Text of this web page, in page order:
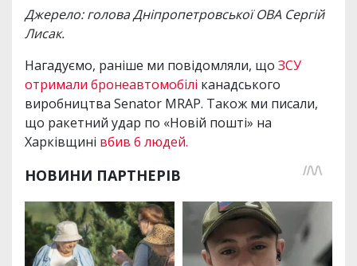
Джерело: голова Дніпропетровської ОВА Сергій
Лисак.
Нагадуємо, раніше ми повідомляли, що ЗСУ
отримали бронеавтомобілі канадського
виробництва Senator MRAP. Також ми писали,
що ракетний удар по «Новій пошті» на
Харківщині вбив 6 людей.